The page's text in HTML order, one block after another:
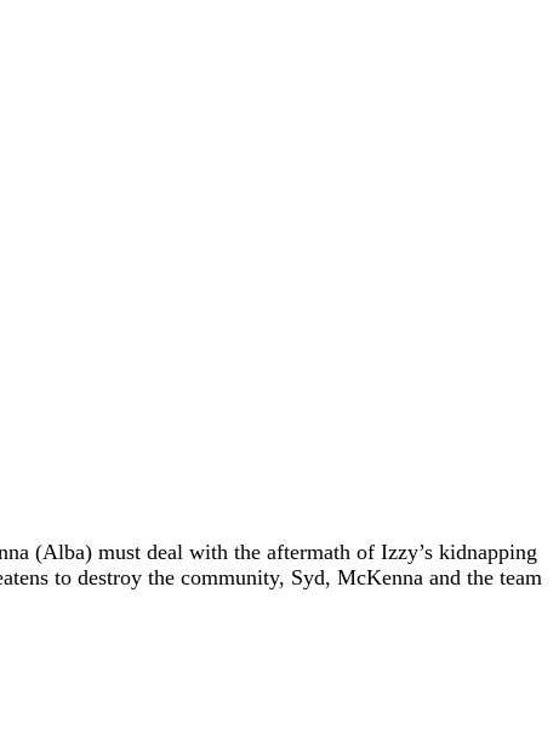
(Alba) must deal with the aftermath of Izzy’s kidnapping
to destroy the community, Syd, McKenna and the team